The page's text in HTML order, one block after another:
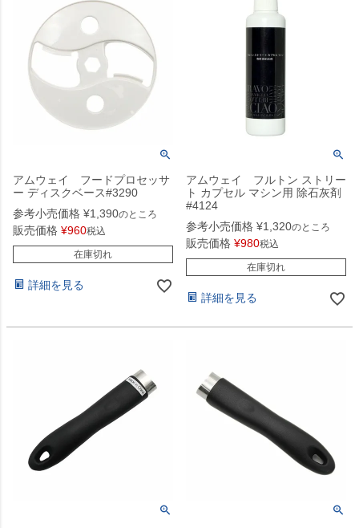
アムウェイ フードプロセッサ
ー ディスクベース#3290
参考小売価格 ¥1,390のところ
販売価格 ¥960税込
在庫切れ
詳細を見る
アムウェイ フルトン ストリー
ト カプセル マシン用 除石灰剤
#4124
参考小売価格 ¥1,320のところ
販売価格 ¥980税込
在庫切れ
詳細を見る